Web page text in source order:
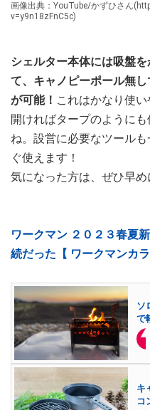
画像出典：YouTube/かずひさん
v=y9n18zFnC5c)
シェルター本体には吸盤
て、キャノピーポール無
が可能！ これはかなり使
開ければタープのように
ね。設営に必要なツール
ぐ使えます！
気になった方は、ぜひ早
ワークマン ２０２３春夏
続だった【 ワークマンカラ
ソ
で
キ
コ